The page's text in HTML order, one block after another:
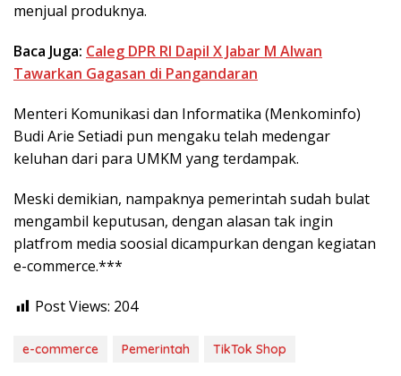
menjual produknya.
Baca Juga: Caleg DPR RI Dapil X Jabar M Alwan
Tawarkan Gagasan di Pangandaran
Menteri Komunikasi dan Informatika (Menkominfo)
Budi Arie Setiadi pun mengaku telah medengar
keluhan dari para UMKM yang terdampak.
Meski demikian, nampaknya pemerintah sudah bulat
mengambil keputusan, dengan alasan tak ingin
platfrom media soosial dicampurkan dengan kegiatan
e-commerce.***
Post Views: 204
e-commerce Pemerintah TikTok Shop